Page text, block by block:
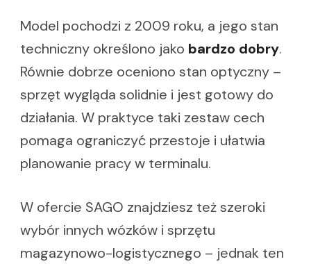
Model pochodzi z 2009 roku, a jego stan
techniczny określono jako bardzo dobry.
Równie dobrze oceniono stan optyczny –
sprzęt wygląda solidnie i jest gotowy do
działania. W praktyce taki zestaw cech
pomaga ograniczyć przestoje i ułatwia
planowanie pracy w terminalu.
W ofercie SAGO znajdziesz też szeroki
wybór innych wózków i sprzętu
magazynowo-logistycznego – jednak ten